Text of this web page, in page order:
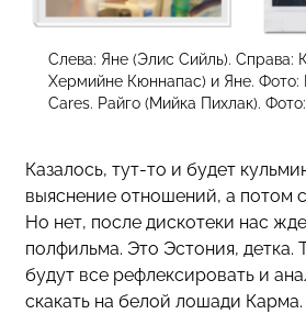
Слева: Яне (Элис Сийль). Справа:
Хермийне Кюннапас) и Яне. Фото:
Cares. Райго (Мийка Пихлак).
Казалось, тут-то и будет
выяснение отношений, а потом
Но нет, после дискотеки нас
полфильма. Это Эстония, детка.
будут все рефлексировать и
скакать на белой лошади Карма.